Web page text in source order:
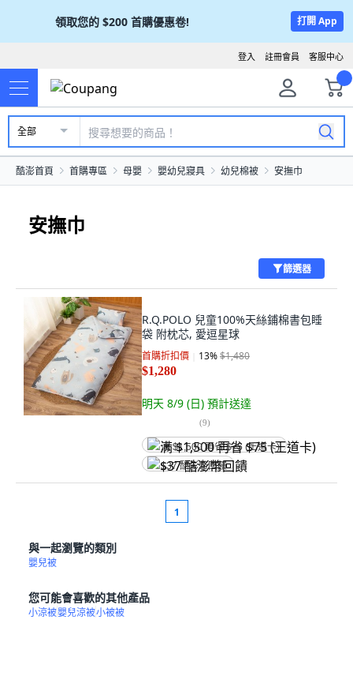
領取您的 $200 首購優惠卷! 打開 App
客服中心
註冊會員
登入
全部
酷澎首頁 首購專區 母嬰 嬰幼兒寢具 幼兒棉被 安撫巾
安撫巾
篩選器
R.Q.POLO 兒童100%天絲鋪棉書包睡
袋 附枕芯, 愛逗星球
首購折扣價 13%$1,480
$1,280
明天 8/9 (日) 預計送達
(9)
满 $1,500 再省 $75 (王道卡)
$37 酷澎幣回饋
1
與一起瀏覽的類別
嬰兒被
您可能會喜歡的其他產品
小涼被嬰兒涼被小被被